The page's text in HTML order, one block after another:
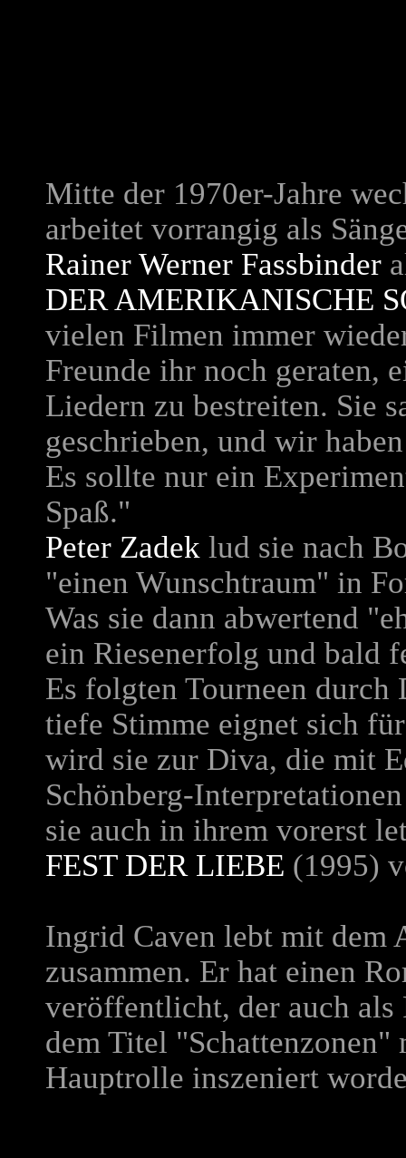
Mitte der 1970er-Jahre
arbeitet vorrangig als
Rainer Werner Fassbinder
DER AMERIKANISCHE
vielen Filmen immer
Freunde ihr noch geraten,
Liedern zu bestreiten. Sie
geschrieben, und wir
Es sollte nur ein
Spaß."
Peter Zadek lud sie nach
"einen Wunschtraum" in
Was sie dann abwertend
ein Riesenerfolg und bald
Es folgten Tourneen
tiefe Stimme eignet sich
wird sie zur Diva, die mit
Schönberg-
sie auch in ihrem vorerst
FEST DER LIEBE (1995)
Ingrid Caven lebt mit dem
zusammen. Er hat einen
veröffentlicht, der auch als
dem Titel
Hauptrolle inszeniert